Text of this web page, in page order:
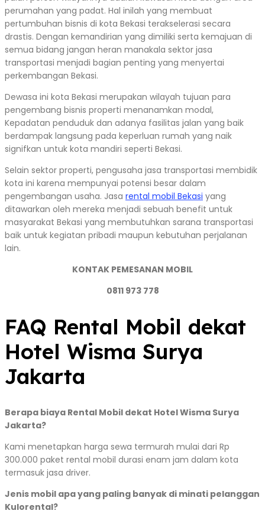
perumahan yang padat. Hal inilah yang membuat
pertumbuhan bisnis di kota Bekasi terakselerasi secara
drastis. Dengan kemandirian yang dimiliki serta kemajuan di
semua bidang jangan heran manakala sektor jasa
transportasi menjadi bagian penting yang menyertai
perkembangan Bekasi.
Dewasa ini kota Bekasi merupakan wilayah tujuan para
pengembang bisnis properti menanamkan modal,
Kepadatan penduduk dan adanya fasilitas jalan yang baik
berdampak langsung pada keperluan rumah yang naik
signifkan untuk kota mandiri seperti Bekasi.
Selain sektor properti, pengusaha jasa transportasi membidik
kota ini karena mempunyai potensi besar dalam
pengembangan usaha. Jasa rental mobil Bekasi yang
ditawarkan oleh mereka menjadi sebuah benefit untuk
masyarakat Bekasi yang membutuhkan sarana transportasi
baik untuk kegiatan pribadi maupun kebutuhan perjalanan
lain.
KONTAK PEMESANAN MOBIL
0811 973 778
FAQ Rental Mobil dekat
Hotel Wisma Surya
Jakarta
Berapa biaya Rental Mobil dekat Hotel Wisma Surya
Jakarta?
Kami menetapkan harga sewa termurah mulai dari Rp
300.000 paket rental mobil durasi enam jam dalam kota
termasuk jasa driver.
Jenis mobil apa yang paling banyak di minati pelanggan
Kulorental?